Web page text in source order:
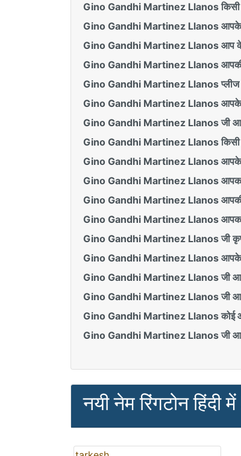
Gino Gandhi Martinez Llanos किसी
Gino Gandhi Martinez Llanos आपके
Gino Gandhi Martinez Llanos आप के
Gino Gandhi Martinez Llanos आपकी
Gino Gandhi Martinez Llanos प्लीज
Gino Gandhi Martinez Llanos आपके
Gino Gandhi Martinez Llanos जी
Gino Gandhi Martinez Llanos किसी ने
Gino Gandhi Martinez Llanos आपके
Gino Gandhi Martinez Llanos आपका
Gino Gandhi Martinez Llanos आपकी
Gino Gandhi Martinez Llanos
Gino Gandhi Martinez Llanos जी
Gino Gandhi Martinez Llanos आपके
Gino Gandhi Martinez Llanos जी
Gino Gandhi Martinez Llanos जी
Gino Gandhi Martinez Llanos कोई
Gino Gandhi Martinez Llanos जी
नयी नेम रिंगटोन हिंदी में